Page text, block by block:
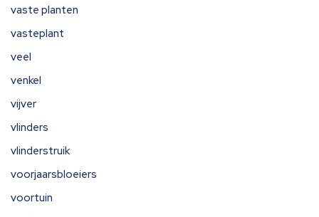
vaste planten
vasteplant
veel
venkel
vijver
vlinders
vlinderstruik
voorjaarsbloeiers
voortuin